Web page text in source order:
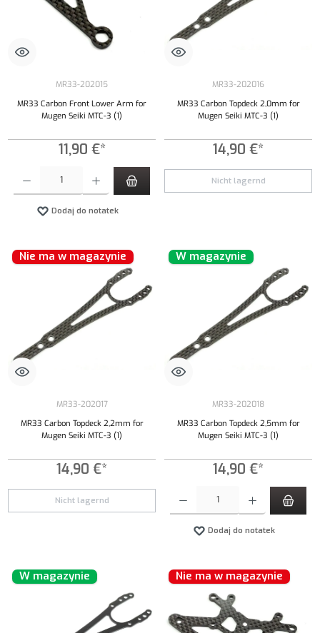
MR33-202015
MR33 Carbon Front Lower Arm for
Mugen Seiki MTC-3 (1)
11,90 €*
Ilość produktu: Wprowadź żądaną ilość lub użyj przycisków, aby zwiększyć lub zmniejszyć
Dodaj do notatek
MR33-202016
MR33 Carbon Topdeck 2,0mm for
Mugen Seiki MTC-3 (1)
14,90 €*
Nicht lagernd
Nie ma w magazynie
MR33-202017
MR33 Carbon Topdeck 2,2mm for
Mugen Seiki MTC-3 (1)
14,90 €*
Nicht lagernd
W magazynie
MR33-202018
MR33 Carbon Topdeck 2,5mm for
Mugen Seiki MTC-3 (1)
14,90 €*
Dodaj do notatek
W magazynie Nie ma w magazynie